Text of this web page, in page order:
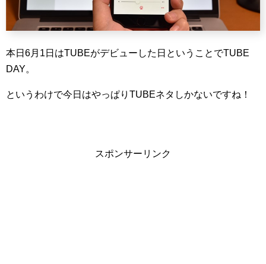
本日6月1日はTUBEがデビューした日ということでTUBE
DAY。
というわけで今日はやっぱりTUBEネタしかないですね！
スポンサーリンク